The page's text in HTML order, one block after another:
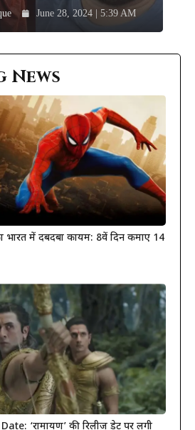
June 28, 2024 | 5:39 AM
News
का भारत में दबदबा कायम: 8वें दिन कमाए 14
‘रामायण’ की रिलीज डेट पर लगी